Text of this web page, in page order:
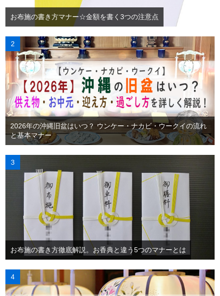
お布施の書き方マナー☆金額を書く3つの注意点
2026年の沖縄旧盆はいつ？ ウンケー・ナカビ・ウークイの流れ
と基本マナー
お布施の書き方徹底解説。お香典と違う5つのマナーとは